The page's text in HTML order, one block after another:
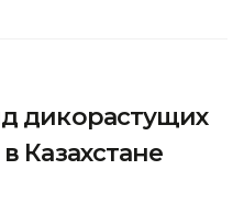
дикорастущих
Казахстане